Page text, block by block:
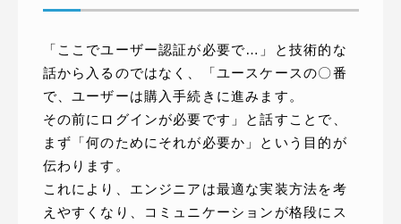
「ここでユーザー認証が必要で…」と技術的な
話から入るのではなく、「ユースケースの〇番
で、ユーザーは購入手続きに進みます。
その前にログインが必要です」と話すことで、
まず「何のためにそれが必要か」という目的が
伝わります。
これにより、エンジニアは最適な実装方法を考
えやすくなり、コミュニケーションが格段にス